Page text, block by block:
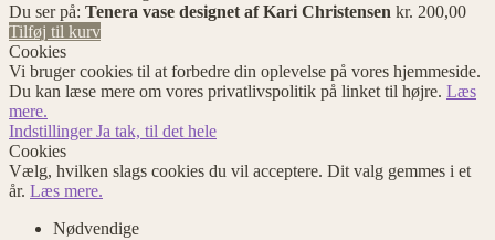
Du ser på: Tenera vase designet af Kari Christensen kr. 200,00
Tilføj til kurv
Cookies
Vi bruger cookies til at forbedre din oplevelse på vores hjemmeside.
Du kan læse mere om vores privatlivspolitik på linket til højre. Læs
mere.
IndstillingerJa tak, til det hele
Cookies
Vælg, hvilken slags cookies du vil acceptere. Dit valg gemmes i et
år. Læs mere.
Nødvendige